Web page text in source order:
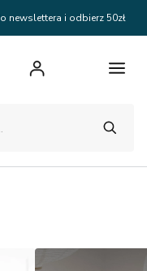
newslettera i odbierz 50zł